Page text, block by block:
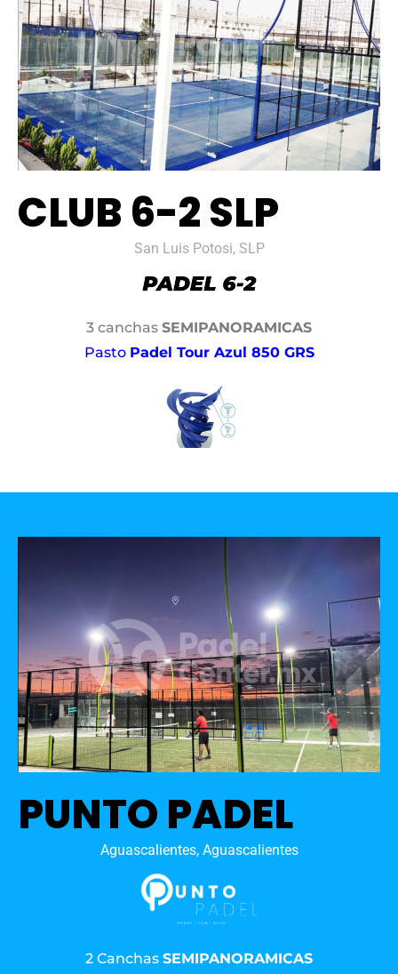
CLUB 6-2 SLP
San Luis Potosi, SLP
3 canchas SEMIPANORAMICAS
Pasto Padel Tour Azul 850 GRS
PUNTO PADEL
Aguascalientes, Aguascalientes
2 Canchas SEMIPANORAMICAS